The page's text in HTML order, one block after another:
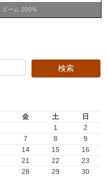
ズーム 100%
金 土
日
1
2
7 8
9
14 15
16
21 22
23
28 29
30